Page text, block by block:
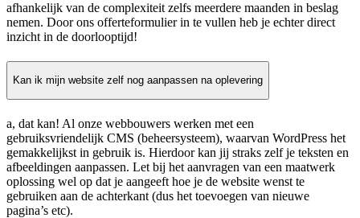
afhankelijk van de complexiteit zelfs meerdere maanden in beslag
nemen. Door ons offerteformulier in te vullen heb je echter direct
inzicht in de doorlooptijd!
Kan ik mijn website zelf nog aanpassen na oplevering
a, dat kan! Al onze webbouwers werken met een
gebruiksvriendelijk CMS (beheersysteem), waarvan WordPress het
gemakkelijkst in gebruik is. Hierdoor kan jij straks zelf je teksten en
afbeeldingen aanpassen. Let bij het aanvragen van een maatwerk
oplossing wel op dat je aangeeft hoe je de website wenst te
gebruiken aan de achterkant (dus het toevoegen van nieuwe
pagina’s etc).